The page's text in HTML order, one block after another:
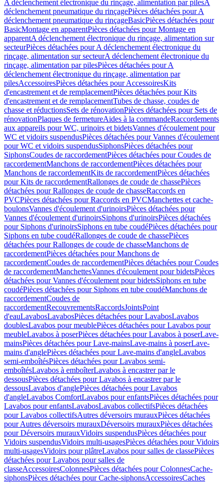
A déclenchement électronique du rinçage, alimentation par pilesA
déclenchement pneumatique du rinçagePièces détachées pour A
déclenchement pneumatique du rinçageBasicPièces détachées pour
BasicMontage en apparentPièces détachées pour Montage en
apparentA déclenchement électronique du rinçage, alimentation sur
secteurPièces détachées pour A déclenchement électronique du
rinçage, alimentation sur secteurA déclenchement électronique du
rinçage, alimentation par pilesPièces détachées pour A
déclenchement électronique du rinçage, alimentation par
pilesAccessoiresPièces détachées pour AccessoiresKits
d'encastrement et de remplacementPièces détachées pour Kits
d'encastrement et de remplacementTubes de chasse, coudes de
chasse et réductionsSets de rénovationPièces détachées pour Sets de
rénovationPlaques de fermetureAides à la commandeRaccordements
aux appareils pour WC, urinoirs et bidetsVannes d'écoulement pour
WC et vidoirs suspendusPièces détachées pour Vannes d'écoulement
pour WC et vidoirs suspendusSiphonsPièces détachées pour
SiphonsCoudes de raccordementPièces détachées pour Coudes de
raccordementManchons de raccordementPièces détachées pour
Manchons de raccordementKits de raccordementPièces détachées
pour Kits de raccordementRallonges de coude de chassePièces
détachées pour Rallonges de coude de chasseRaccords en
PVCPièces détachées pour Raccords en PVCManchettes et cache-
boulonsVannes d'écoulement d'urinoirsPièces détachées pour
Vannes d'écoulement d'urinoirsSiphons d'urinoirsPièces détachées
pour Siphons d'urinoirsSiphons en tube coudéPièces détachées pour
Siphons en tube coudéRallonges de coude de chassePièces
détachées pour Rallonges de coude de chasseManchons de
raccordementPièces détachées pour Manchons de
raccordementCoudes de raccordementPièces détachées pour Coudes
de raccordementManchettesVannes d'écoulement pour bidetsPièces
détachées pour Vannes d'écoulement pour bidetsSiphons en tube
coudéPièces détachées pour Siphons en tube coudéManchons de
raccordementCoudes de
raccordementRecouvrementsRaccordsJointsPoint
d'eauLavabosLavabosPièces détachées pour LavabosLavabos
doublesLavabos pour meublePièces détachées pour Lavabos pour
meubleLavabos à poserPièces détachées pour Lavabos à poserLave-
mainsPièces détachées pour Lave-mainsLave-mains à poserLave-
mains d'anglePièces détachées pour Lave-mains d'angleLavabos
semi-emboîtésPièces détachées pour Lavabos semi-
emboîtésLavabos à emboîterLavabos à encastrer par le
dessousPièces détachées pour Lavabos à encastrer par le
dessousLavabos d'anglePièces détachées pour Lavabos
d'angleLavabos ComfortLavabos pour enfantsPièces détachées pour
Lavabos pour enfantsLavabosLavabos collectifsPièces détachées
pour Lavabos collectifsAutres déversoirs murauxPièces détachées
pour Autres déversoirs murauxDéversoirs murauxPièces détachées
pour Déversoirs murauxVidoirs suspendusPièces détachées pour
Vidoirs suspendusVidoirs multi-usagesPièces détachées pour Vidoirs
multi-usagesVidoirs pour plâtreLavabos pour salles de classePièces
détachées pour Lavabos pour salles de
classeAccessoiresColonnesPièces détachées pour ColonnesCache-
siphonsPièces détachées pour Cache-siphonsAccessoiresCaches